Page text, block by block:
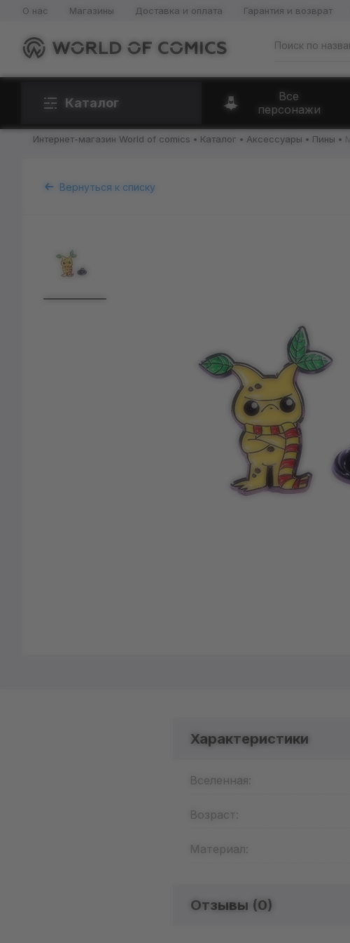
О нас Магазины Доставка и оплата Гарантия и возврат
Каталог
Все
персонажи
Интернет-магазин World of comics Каталог Аксессуары Пины
Вернуться к списку
Характеристики
Вселенная:
Возраст:
Материал:
Отзывы (0)